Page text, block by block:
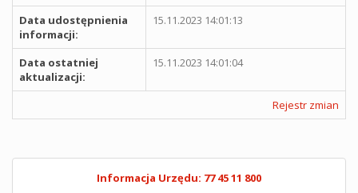
Data udostępnienia
informacji:
15.11.2023 14:01:13
Data ostatniej
aktualizacji:
15.11.2023 14:01:04
Rejestr zmian
Informacja Urzędu: 77 45 11 800